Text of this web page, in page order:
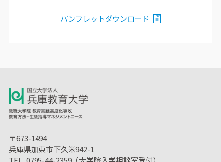
パンフレットダウンロード
〒673-1494
兵庫県加東市下久米942-1
TEL 0795-44-2359（大学院入学相談室受付）